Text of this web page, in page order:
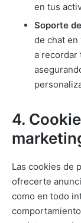
en tus
Soporte
de chat en
a recordar
4.
Las cookies de
ofrecerte
como en todo